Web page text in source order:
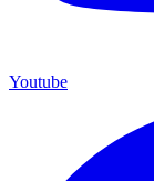
Youtube